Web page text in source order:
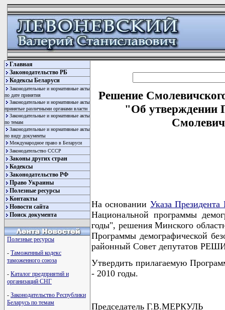
Главная
Законодательство РБ
Кодексы Беларуси
Законодательные и нормативные акты
по дате принятия
Законодательные и нормативные акты
принятые различными органами власти
Законодательные и нормативные акты
по темам
Законодательные и нормативные акты
по виду документы
Международное право в Беларуси
Законодательство СССР
Законы других стран
Кодексы
Законодательство РФ
Право Украины
Полезные ресурсы
Контакты
Новости сайта
Поиск документа
Полезные ресурсы
- Таможенный кодекс
таможенного союза
- Каталог предприятий и
организаций СНГ
- Законодательство Республики
Беларусь по темам
Решение
"Об утверждении
На основании Указа Президента
Национальной программы
годы", решения Минского
Программы демографической
районный Совет депутатов
Утвердить прилагаемую
- 2010 годы.
Председатель Г.В.МЕРКУЛЬ